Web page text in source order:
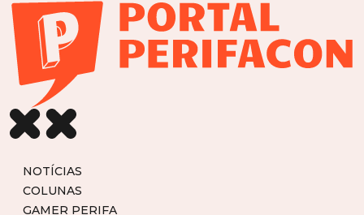
NOTÍCIAS
COLUNAS
GAMER PERIFA